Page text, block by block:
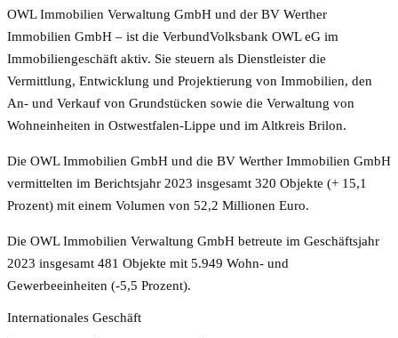
OWL Immobilien Verwaltung GmbH und der BV Werther
Immobilien GmbH – ist die VerbundVolksbank OWL eG im
Immobiliengeschäft aktiv. Sie steuern als Dienstleister die
Vermittlung, Entwicklung und Projektierung von Immobilien, den
An- und Verkauf von Grundstücken sowie die Verwaltung von
Wohneinheiten in Ostwestfalen-Lippe und im Altkreis Brilon.
Die OWL Immobilien GmbH und die BV Werther Immobilien GmbH
vermittelten im Berichtsjahr 2023 insgesamt 320 Objekte (+ 15,1
Prozent) mit einem Volumen von 52,2 Millionen Euro.
Die OWL Immobilien Verwaltung GmbH betreute im Geschäftsjahr
2023 insgesamt 481 Objekte mit 5.949 Wohn- und
Gewerbeeinheiten (-5,5 Prozent).
Internationales Geschäft